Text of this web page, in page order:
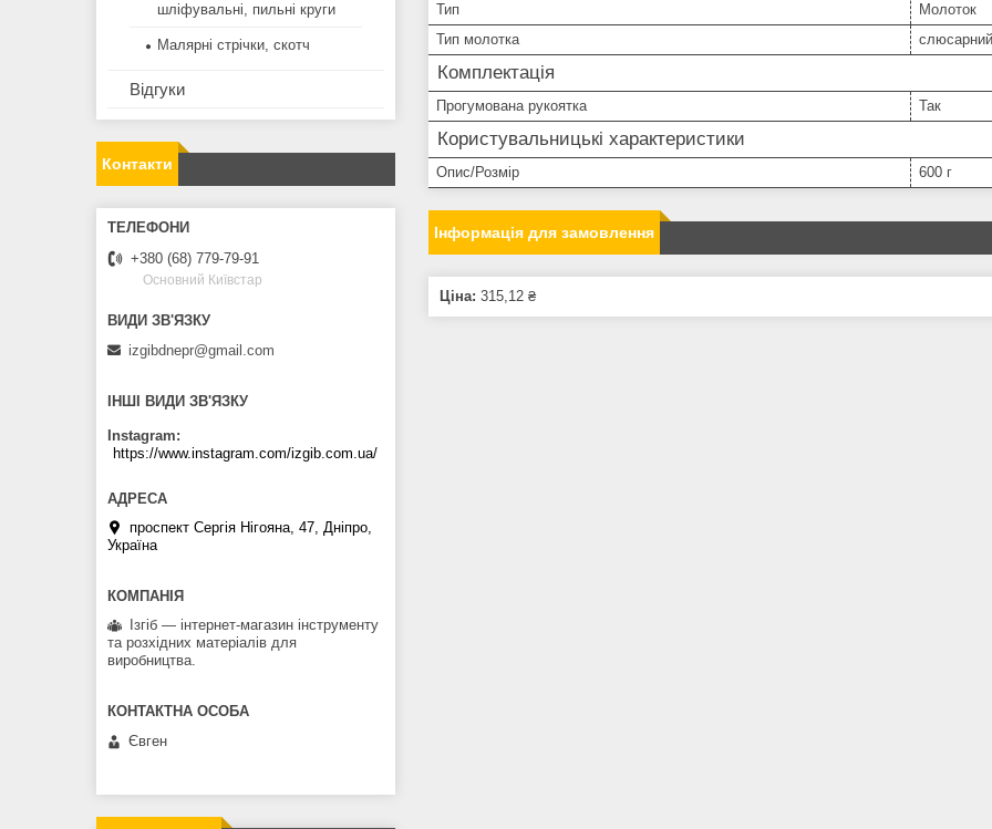
Тип
Молоток
Тип молотка
слюсарний
Комплектація
Прогумована рукоятка Так
Користувальницькі характеристики
Опис/Розмір 600 г
Інформація для замовлення
Ціна: 315,12 ₴
шліфувальні, пильні круги
Малярні стрічки, скотч
Відгуки
Контакти
+380 (68) 779-79-91
Основний Київстар
izgibdnepr@gmail.com
ІНШІ ВИДИ ЗВ'ЯЗКУ
Instagram
https://www.instagram.com/izgib.com.ua/
проспект Сергія Нігояна, 47, Дніпро,
Україна
Ізгіб — інтернет-магазин інструменту
та розхідних матеріалів для
виробництва.
Євген